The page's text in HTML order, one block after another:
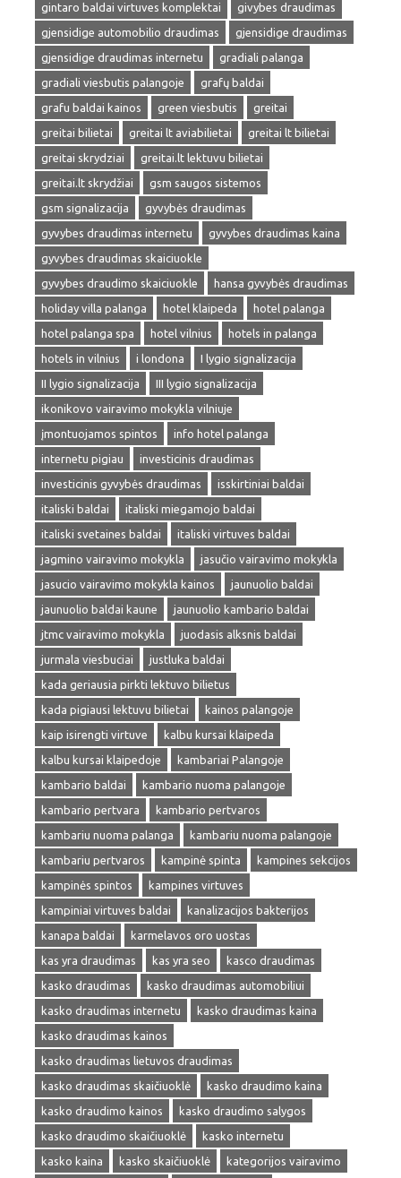
gintaro baldai virtuves komplektai
givybes draudimas
gjensidige automobilio draudimas
gjensidige draudimas
gjensidige draudimas internetu
gradiali palanga
gradiali viesbutis palangoje
grafų baldai
grafu baldai kainos
green viesbutis
greitai
greitai bilietai
greitai lt aviabilietai
greitai lt bilietai
greitai skrydziai
greitai.lt lektuvu bilietai
greitai.lt skrydžiai
gsm saugos sistemos
gsm signalizacija
gyvybės draudimas
gyvybes draudimas internetu
gyvybes draudimas kaina
gyvybes draudimas skaiciuokle
gyvybes draudimo skaiciuokle
hansa gyvybės draudimas
holiday villa palanga
hotel klaipeda
hotel palanga
hotel palanga spa
hotel vilnius
hotels in palanga
hotels in vilnius
i londona
I lygio signalizacija
II lygio signalizacija
III lygio signalizacija
ikonikovo vairavimo mokykla vilniuje
įmontuojamos spintos
info hotel palanga
internetu pigiau
investicinis draudimas
investicinis gyvybės draudimas
isskirtiniai baldai
italiski baldai
italiski miegamojo baldai
italiski svetaines baldai
italiski virtuves baldai
jagmino vairavimo mokykla
jasučio vairavimo mokykla
jasucio vairavimo mokykla kainos
jaunuolio baldai
jaunuolio baldai kaune
jaunuolio kambario baldai
jtmc vairavimo mokykla
juodasis alksnis baldai
jurmala viesbuciai
justluka baldai
kada geriausia pirkti lektuvo bilietus
kada pigiausi lektuvu bilietai
kainos palangoje
kaip isirengti virtuve
kalbu kursai klaipeda
kalbu kursai klaipedoje
kambariai Palangoje
kambario baldai
kambario nuoma palangoje
kambario pertvara
kambario pertvaros
kambariu nuoma palanga
kambariu nuoma palangoje
kambariu pertvaros
kampinė spinta
kampines sekcijos
kampinės spintos
kampines virtuves
kampiniai virtuves baldai
kanalizacijos bakterijos
kanapa baldai
karmelavos oro uostas
kas yra draudimas
kas yra seo
kasco draudimas
kasko draudimas
kasko draudimas automobiliui
kasko draudimas internetu
kasko draudimas kaina
kasko draudimas kainos
kasko draudimas lietuvos draudimas
kasko draudimas skaičiuoklė
kasko draudimo kaina
kasko draudimo kainos
kasko draudimo salygos
kasko draudimo skaičiuoklė
kasko internetu
kasko kaina
kasko skaičiuoklė
kategorijos vairavimo